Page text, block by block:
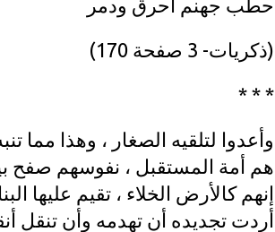
حطب جهنم أحرق ودمر
(ذكريات- 3 صفحة 170)
* * *
وأعدوا لتلقيه الصغار ، وهذا مما
هم أمة المستقبل ، نفوسهم صفح
إنهم كالأرض الخلاء ، تقيم عليها
أردت تجديده أن تهدمه وأن تنقل